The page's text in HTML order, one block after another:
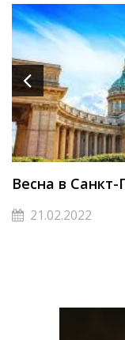
Весна в Санкт-
21.02.2022